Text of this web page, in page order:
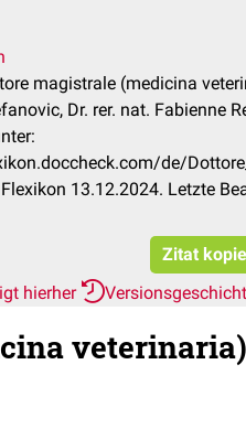
magistrale (medicina
Dr. rer. nat. Fabienne
de/
13.12.2024. Letzte
Zitat
hierher
veterinaria)